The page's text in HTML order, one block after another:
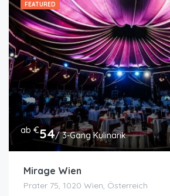
FEATURED
ab €54/ 3-Gang Kulinarik
Mirage Wien
Prater 75, 1020 Wien, Österreich